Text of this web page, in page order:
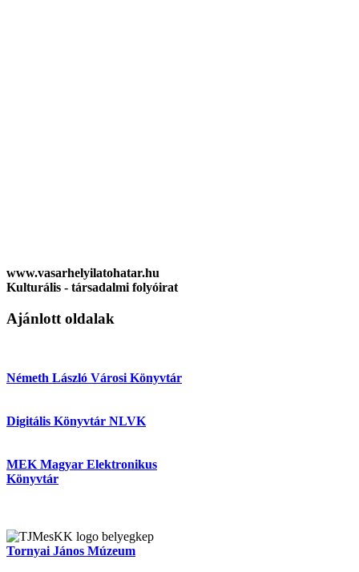
www.vasarhelyilatohatar.hu
Kulturális - társadalmi folyóirat
Ajánlott oldalak
Németh László Városi Könyvtár
Digitális Könyvtár NLVK
MEK Magyar Elektronikus
Könyvtár
Tornyai János Múzeum